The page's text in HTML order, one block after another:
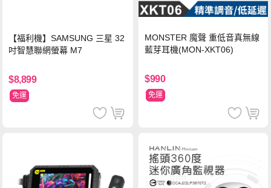
【福利機】SAMSUNG 三星 32
吋智慧聯網螢幕 M7
$8,899
免運
MONSTER 魔聲 重低音真無線
藍芽耳機(MON-XKT06)
$990
免運